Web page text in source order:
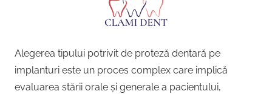
Alegerea tipului potrivit de proteză dentară pe
implanturi este un proces complex care implică
evaluarea stării orale și generale a pacientului,